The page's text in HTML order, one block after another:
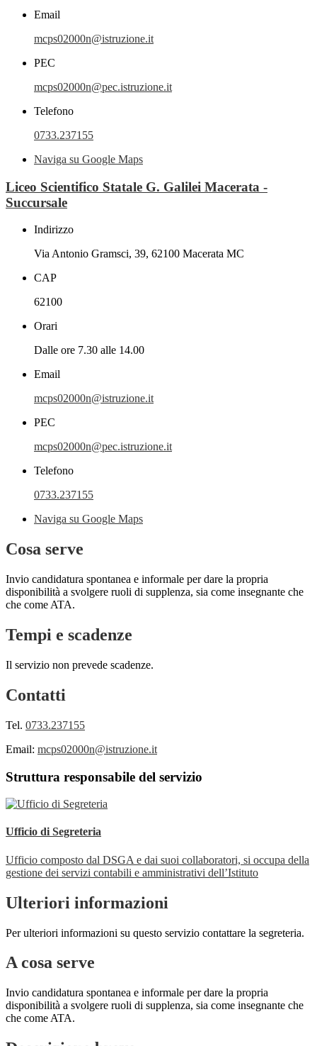
Email
mcps02000n@istruzione.it
PEC
mcps02000n@pec.istruzione.it
Telefono
0733.237155
Naviga su Google Maps
Liceo Scientifico Statale G. Galilei Macerata -
Succursale
Indirizzo
Via Antonio Gramsci, 39, 62100 Macerata MC
CAP
62100
Orari
Dalle ore 7.30 alle 14.00
Email
mcps02000n@istruzione.it
PEC
mcps02000n@pec.istruzione.it
Telefono
0733.237155
Naviga su Google Maps
Cosa serve
Invio candidatura spontanea e informale per dare la propria
disponibilità a svolgere ruoli di supplenza, sia come insegnante che
che come ATA.
Tempi e scadenze
Il servizio non prevede scadenze.
Contatti
Tel. 0733.237155
Email: mcps02000n@istruzione.it
Struttura responsabile del servizio
Ufficio di Segreteria
Ufficio composto dal DSGA e dai suoi collaboratori, si occupa della
gestione dei servizi contabili e amministrativi dell’Istituto
Ulteriori informazioni
Per ulteriori informazioni su questo servizio contattare la segreteria.
A cosa serve
Invio candidatura spontanea e informale per dare la propria
disponibilità a svolgere ruoli di supplenza, sia come insegnante che
che come ATA.